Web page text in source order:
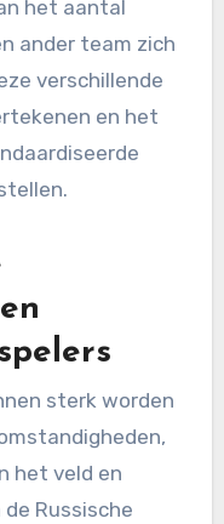
kan
vergelijken van
het aantal
ander team zich
verschillende